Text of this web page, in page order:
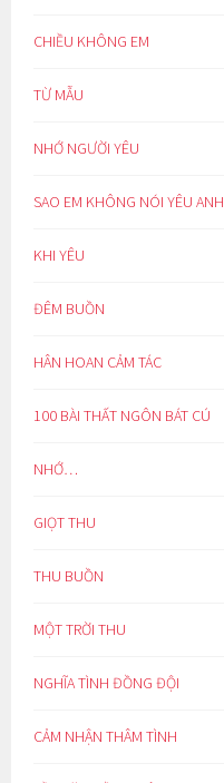
CHIỀU KHÔNG EM
TỪ MẪU
NHỚ NGƯỜI YÊU
SAO EM KHÔNG NÓI YÊU ANH
KHI YÊU
ĐÊM BUỒN
HÂN HOAN CẢM TÁC
100 BÀI THẤT NGÔN BÁT CÚ
NHỚ…
GIỌT THU
THU BUỒN
MỘT TRỜI THU
NGHĨA TÌNH ĐỒNG ĐỘI
CẢM NHẬN THÂM TÌNH